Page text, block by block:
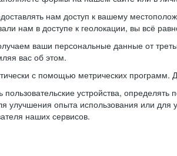
нам доступ к вашему
нам в доступе к геолокации, вы всё
ваши персональные данные от
вас об этом.
с помощью метрических
устройства, определять
улучшения опыта использования или
наших сервисов.